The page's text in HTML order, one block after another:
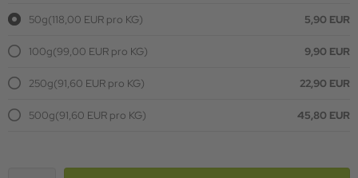
50g(118,00 EUR pro KG) 5,90 EUR
100g(99,00 EUR pro KG) 9,90 EUR
250g(91,60 EUR pro KG) 22,90 EUR
500g(91,60 EUR pro KG) 45,80 EUR